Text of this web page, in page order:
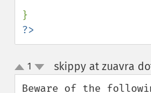
?>
up
down
1 skippy at zuavra
Beware of the